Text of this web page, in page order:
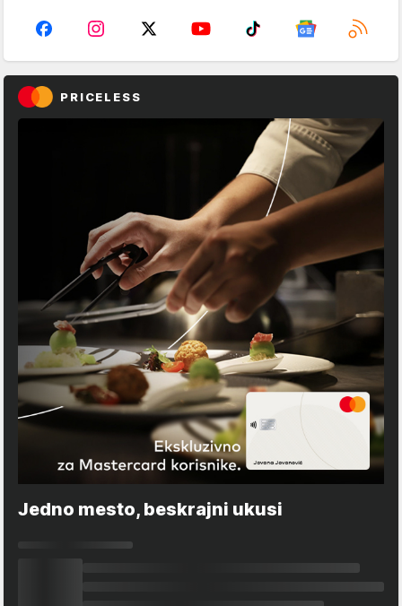
PRICELESS
Jedno mesto, beskrajni ukusi